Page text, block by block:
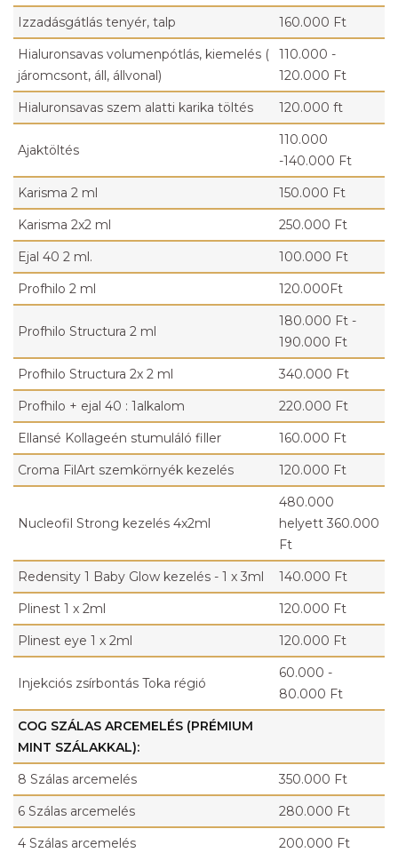
Izzadásgátlás tenyér, talp
160.000 Ft
Hialuronsavas volumenpótlás, kiemelés (
járomcsont, áll, állvonal)
110.000 -
120.000 Ft
Hialuronsavas szem alatti karika töltés
120.000 ft
Ajaktöltés
110.000
-140.000 Ft
Karisma 2 ml
150.000 Ft
Karisma 2x2 ml
250.000 Ft
Ejal 40 2 ml.
100.000 Ft
Profhilo 2 ml
120.000Ft
Profhilo Structura 2 ml
180.000 Ft -
190.000 Ft
Profhilo Structura 2x 2 ml
340.000 Ft
Profhilo + ejal 40 : 1alkalom
220.000 Ft
Ellansé Kollageén stumuláló filler
160.000 Ft
Croma FilArt szemkörnyék kezelés
120.000 Ft
Nucleofil Strong kezelés 4x2ml
480.000
helyett 360.000
Ft
Redensity 1 Baby Glow kezelés - 1 x 3ml
140.000 Ft
Plinest 1 x 2ml
120.000 Ft
Plinest eye 1 x 2ml
120.000 Ft
Injekciós zsírbontás Toka régió
60.000 -
80.000 Ft
COG SZÁLAS ARCEMELÉS (PRÉMIUM
MINT SZÁLAKKAL):
8 Szálas arcemelés
350.000 Ft
6 Szálas arcemelés
280.000 Ft
4 Szálas arcemelés
200.000 Ft